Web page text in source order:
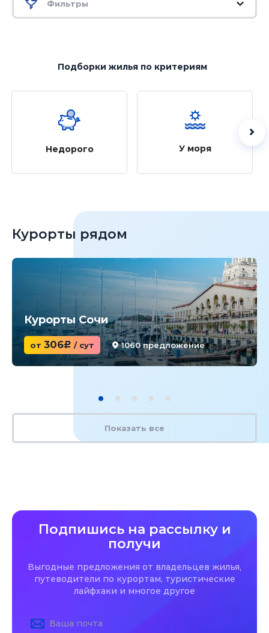
Фильтры
Подборки жильяпо критериям
Недорого У моря
Курорты рядом
Курорты Сочи
от 306c / сут 1060 предложение
Показать все
Подпишись на рассылку и
получи
Выгодные предложения от владельцев жилья,
путеводители по курортам, туристические
лайфхаки и многое другое